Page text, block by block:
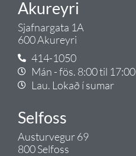
Akureyri
Sjafnargata 1A
600 Akureyri
414-1050
Mán - fös. 8:00 til 17:00
Lau. Lokað í sumar
Selfoss
Austurvegur 69
800 Selfoss